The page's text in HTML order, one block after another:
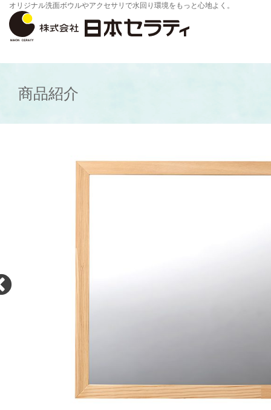
オリジナル洗面ボウルやアクセサリで水回り環境をもっと心地よく。
商品紹介